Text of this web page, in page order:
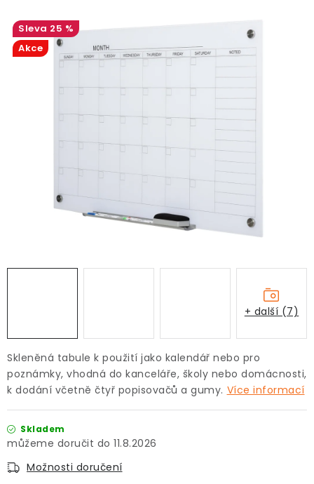
Skleněná tabule k použití jako kalendář nebo pro
poznámky, vhodná do kanceláře, školy nebo domácnosti,
k dodání včetně čtyř popisovačů a gumy. Více informací
Skladem
11.8.2026
Možnosti doručení
25 %
Akce
+ další (7)